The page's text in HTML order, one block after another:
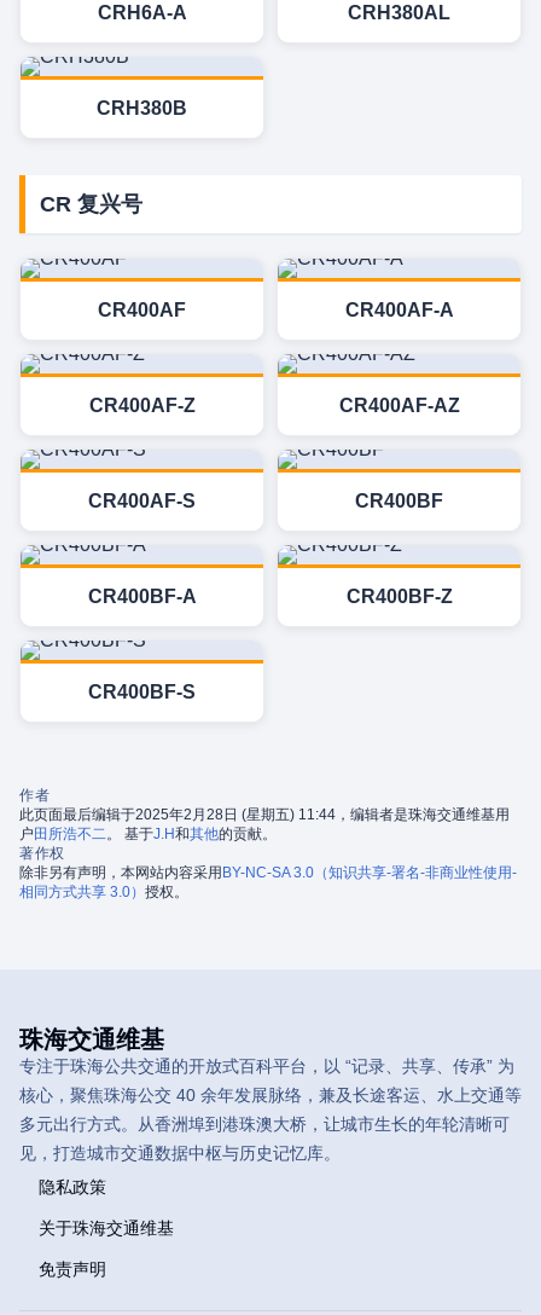
CRH6A-A CRH380AL
CRH380B
CR 复兴号
CR400AF CR400AF-A
CR400AF-Z CR400AF-AZ
CR400AF-S CR400BF
CR400BF-A CR400BF-Z
CR400BF-S
作者
此页面最后编辑于2025年2月28日 (星期五) 11:44，编辑者是珠海交通维基用
户田所浩不二 。 基于J.H和其他的贡献。
著作权
除非另有声明，本网站内容采用BY-NC-SA 3.0（知识共享-署名-非商业性使用-
相同方式共享 3.0） 授权。
珠海交通维基
专注于珠海公共交通的开放式百科平台，以 “记录、共享、传承” 为
核心，聚焦珠海公交 40 余年发展脉络，兼及长途客运、水上交通等
多元出行方式。从香洲埠到港珠澳大桥，让城市生长的年轮清晰可
见，打造城市交通数据中枢与历史记忆库。
隐私政策
关于珠海交通维基
免责声明